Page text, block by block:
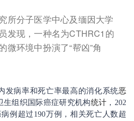
所分子医学中心及缅因大学
发现，一种名为CTHRC1的
微环境中扮演了“帮凶”角
发病率和死亡率最高的消化系统恶
生组织国际癌症研究机构统计 ，202
例超过190万例，相关死亡人数超